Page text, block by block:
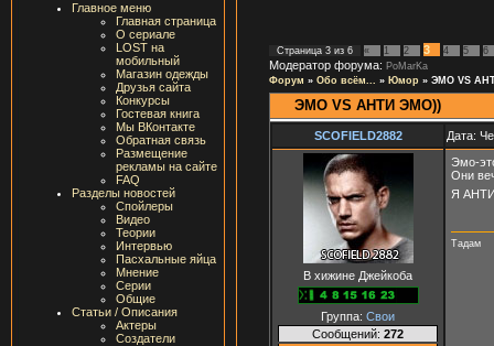
Главное меню
Главная страница
О сериале
LOST на
мобильный
Магазин одежды
Друзья сайта
Конкурсы
Гостевая книга
Мы ВКонтакте
Обратная связь
Размещение
рекламы на сайте
FAQ
Разделы новостей
Спойлеры
Видео
Теории
Интервью
Пасхальные яйца
Мнение
Серии
Общие
Статьи / Описания
Актеры
Создатели
Страница 3 из 6 « 1 2 3 4 5 6
Модератор форума: PoMarKa
Форум » Обо всём... » Юмор » ЭМО VS
ЭМО VS АНТИ ЭМО))
SCOFIELD2882 Дата:
В хижине Джейкоба
Группа: Свои
Сообщений: 272
Эмо-
Они
Я
Тадам